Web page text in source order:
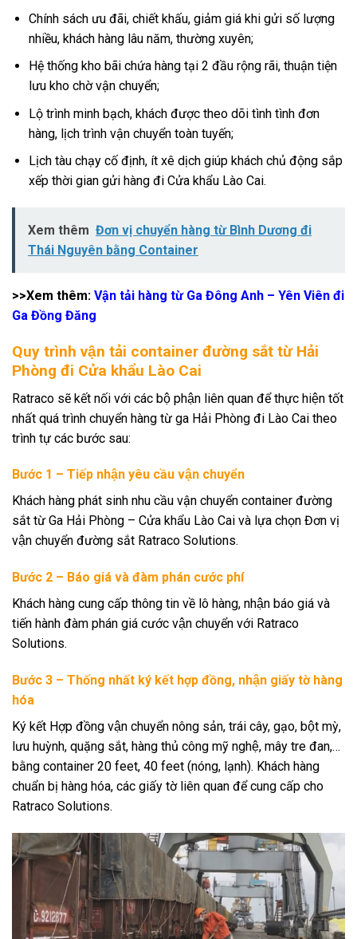
Chính sách ưu đãi, chiết khấu, giảm giá khi gửi số lượng
nhiều, khách hàng lâu năm, thường xuyên;
Hệ thống kho bãi chứa hàng tại 2 đầu rộng rãi, thuận tiện
lưu kho chờ vận chuyển;
Lộ trình minh bạch, khách được theo dõi tình tình đơn
hàng, lịch trình vận chuyển toàn tuyến;
Lịch tàu chạy cố định, ít xê dịch giúp khách chủ động sắp
xếp thời gian gửi hàng đi Cửa khẩu Lào Cai.
Xem thêm Đơn vị chuyển hàng từ Bình Dương đi
Thái Nguyên bằng Container
>>Xem thêm: Vận tải hàng từ Ga Đông Anh – Yên Viên đi
Ga Đồng Đăng
Quy trình vận tải container đường sắt từ Hải
Phòng đi Cửa khẩu Lào Cai
Ratraco sẽ kết nối với các bộ phận liên quan để thực hiện tốt
nhất quá trình chuyển hàng từ ga Hải Phòng đi Lào Cai theo
trình tự các bước sau:
Bước 1 – Tiếp nhận yêu cầu vận chuyển
Khách hàng phát sinh nhu cầu vận chuyển container đường
sắt từ Ga Hải Phòng – Cửa khẩu Lào Cai và lựa chọn Đơn vị
vận chuyển đường sắt Ratraco Solutions.
Bước 2 – Báo giá và đàm phán cước phí
Khách hàng cung cấp thông tin về lô hàng, nhận báo giá và
tiến hành đàm phán giá cước vận chuyển với Ratraco
Solutions.
Bước 3 – Thống nhất ký kết hợp đồng, nhận giấy tờ hàng
hóa
Ký kết Hợp đồng vận chuyển nông sản, trái cây, gạo, bột mỳ,
lưu huỳnh, quặng sắt, hàng thủ công mỹ nghệ, mây tre đan,…
bằng container 20 feet, 40 feet (nóng, lạnh). Khách hàng
chuẩn bị hàng hóa, các giấy tờ liên quan để cung cấp cho
Ratraco Solutions.